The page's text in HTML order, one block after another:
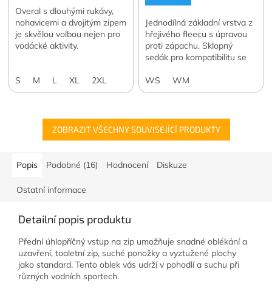
Overal s dlouhými rukávy,
nohavicemi a dvojitým zipem
je skvělou volbou nejen pro
vodácké aktivity.
S M L XL 2XL
Jednodílná základní vrstva z
hřejivého fleecu s úpravou
proti zápachu. Sklopný
sedák pro kompatibilitu se
WS
WM
ZOBRAZIT VŠECHNY SOUVISEJÍCÍ PRODUKTY
Popis Podobné (16) Hodnocení Diskuze
Ostatní informace
Detailní popis produktu
Přední úhlopříčný vstup na zip umožňuje snadné oblékání a
uzavření, toaletní zip, suché ponožky a vyztužené plochy
jako standard. Tento oblek vás udrží v pohodlí a suchu při
různých vodních sportech.